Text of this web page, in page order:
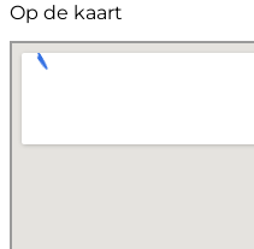
Op de kaart